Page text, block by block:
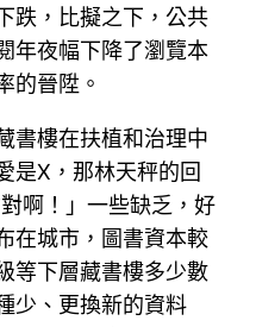
跌，比擬之下，公共
年夜幅下降了瀏覽本
的晉陞。
書樓在扶植和治理中
是X，那林天秤的回
啊！」一些缺乏，好
在城市，圖書資本較
等下層藏書樓多少數
少、更換新的資料